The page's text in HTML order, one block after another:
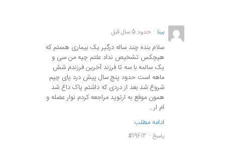
بینا حدود 5 سال قبل
سلام بنده چند ساله درگیر یک بیماری هستم که
هیچکس تشخیص نداد علتم چیه من سی و
یک سالمه با سه تا فرزند آخرین فرزندم شش
ماهه است حدود پنج سال پیش درد پای چپم
شروع شد بعد از دردی که داشتم پاک داغ شد
همون موقع به ارتوپد مراجعه کردم نوار عضله و
ام ار...
ادامه مطلب
پاسخ #19612